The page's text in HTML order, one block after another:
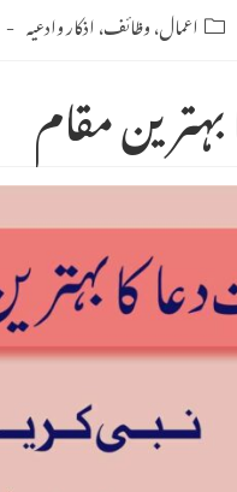
Post
category:
اعمال، وظائف، اذکار وادعیہ
مقام